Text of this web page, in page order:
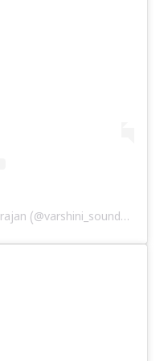
A post shared by Varshini Sounderajan (@varshini_sounderajan)